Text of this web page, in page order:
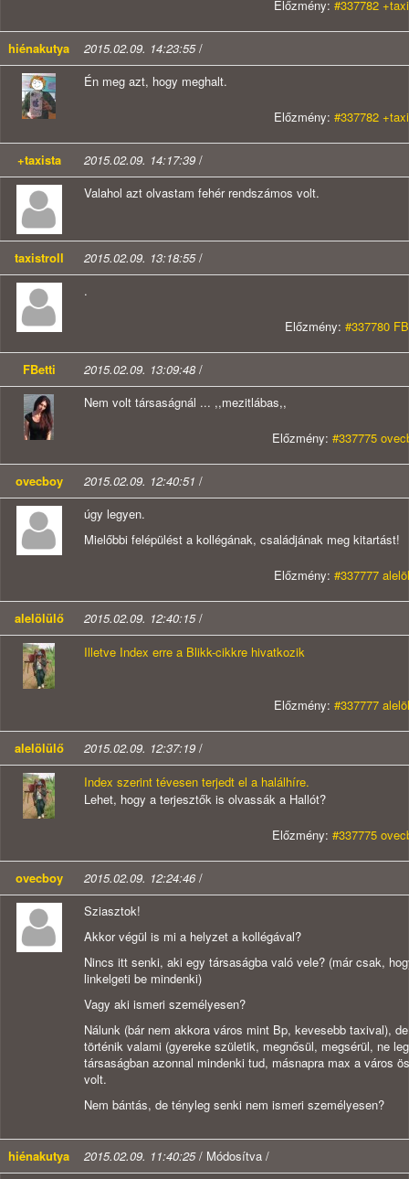
Előzmény: #337782
hiénakutya 2015.02.09. 14:23:55/
Én meg azt, hogy meghalt.
Előzmény: #337782
+taxista 2015.02.09. 14:17:39 /
Valahol azt olvastam fehér rendszámos volt.
taxistroll 2015.02.09. 13:18:55/
.
Előzmény: #337780
FBetti 2015.02.09. 13:09:48 /
Nem volt társaságnál ... ,,mezitlábas,,
Előzmény: #337775
ovecboy 2015.02.09. 12:40:51 /
úgy legyen.
Mielőbbi felépülést a kollégának, családjának meg kitartást!
Előzmény: #337777
alelölülő 2015.02.09. 12:40:15/
Illetve Index erre a Blikk-cikkre hivatkozik
Előzmény: #337777
alelölülő 2015.02.09. 12:37:19 /
Index szerint tévesen terjedt el a halálhíre.
Lehet, hogy a terjesztők is olvassák a Hallót?
Előzmény: #337775
ovecboy 2015.02.09. 12:24:46/
Sziasztok!
Akkor végül is mi a helyzet a kollégával?
Nincs itt senki, aki egy társaságba való vele? (már csak,
linkelgeti be mindenki)
Vagy aki ismeri személyesen?
Nálunk (bár nem akkora város mint Bp, kevesebb taxival),
történik valami (gyereke születik, megnősül, megsérül, ne
társaságban azonnal mindenki tud, másnapra max a város
volt.
Nem bántás, de tényleg senki nem ismeri személyesen?
hiénakutya 2015.02.09. 11:40:25/ Módosítva /